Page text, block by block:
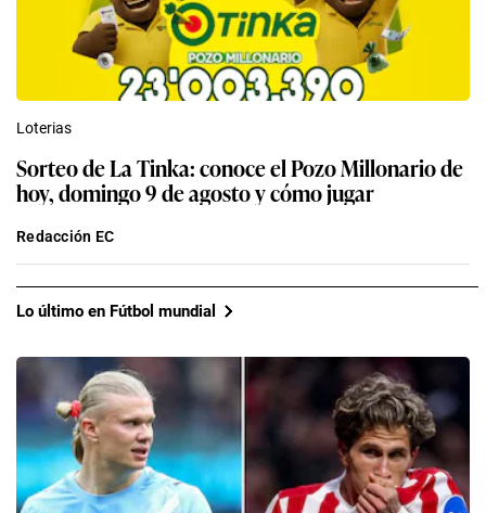
Loterias
Sorteo de La Tinka: conoce el Pozo Millonario de
hoy, domingo 9 de agosto y cómo jugar
Redacción EC
Lo último en Fútbol mundial